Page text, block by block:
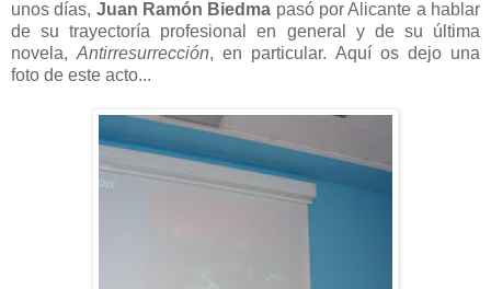
unos días, Juan Ramón Biedma pasó por Alicante a hablar
de su trayectoría profesional en general y de su última
novela,Antirresurrección, en particular. Aquí os dejo una
foto de este acto...